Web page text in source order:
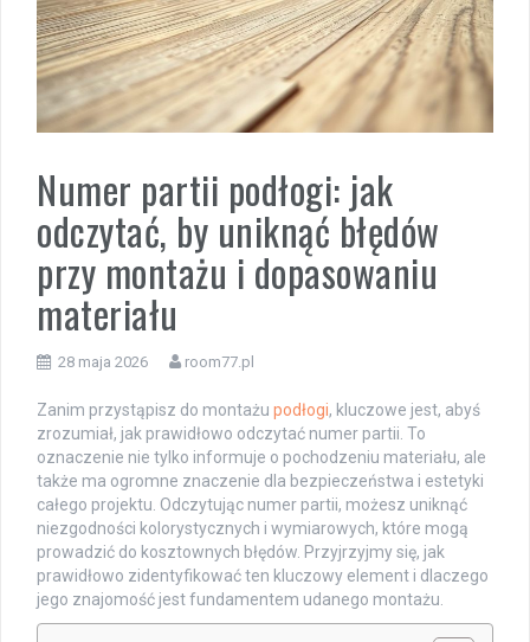
Numer partii podłogi: jak
odczytać, by uniknąć błędów
przy montażu i dopasowaniu
materiału
28 maja 2026 room77.pl
Zanim przystąpisz do montażu podłogi, kluczowe jest, abyś
zrozumiał, jak prawidłowo odczytać numer partii. To
oznaczenie nie tylko informuje o pochodzeniu materiału, ale
także ma ogromne znaczenie dla bezpieczeństwa i estetyki
całego projektu. Odczytując numer partii, możesz uniknąć
niezgodności kolorystycznych i wymiarowych, które mogą
prowadzić do kosztownych błędów. Przyjrzyjmy się, jak
prawidłowo zidentyfikować ten kluczowy element i dlaczego
jego znajomość jest fundamentem udanego montażu.